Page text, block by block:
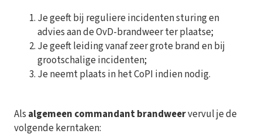
Je geeft bij reguliere incidenten sturing en
advies aan de OvD-brandweer ter plaatse;
Je geeft leiding vanaf zeer grote brand en bij
grootschalige incidenten;
Je neemt plaats in het CoPI indien nodig.
Als algemeen commandant brandweervervul je de
volgende kerntaken: